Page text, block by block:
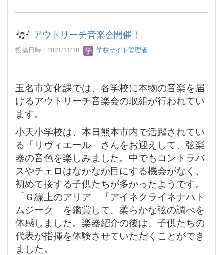
アウトリーチ音楽会開催！
投稿日時 : 2021/11/18 学校サイト管理者
玉名市文化課では、各学校に本物の音楽を届
けるアウトリーチ音楽会の取組が行われてい
ます。
小天小学校は、本日熊本市内で活躍されてい
る「リヴィエール」さんをお迎えして、弦楽
器の音色を楽しみました。中でもコントラバ
スやチェロはなかなか目にする機会がなく、
初めて接する子供たちが多かったようです。
「Ｇ線上のアリア」「アイネクライネナハト
ムジーク」を鑑賞して、柔らかな弦の調べを
体感しました。楽器紹介の後は、子供たちの
代表が指揮を体験させていただくことができ
ました。